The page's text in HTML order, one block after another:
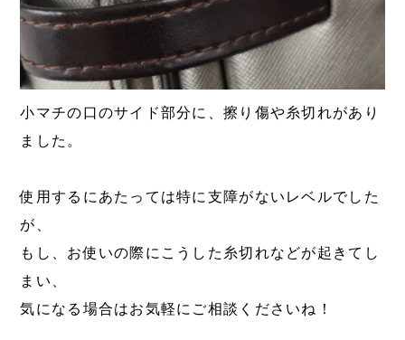
小マチの口のサイド部分に、擦り傷や糸切れがあり
ました。
使用するにあたっては特に支障がないレベルでした
が、
もし、お使いの際にこうした糸切れなどが起きてし
まい、
気になる場合はお気軽にご相談くださいね！